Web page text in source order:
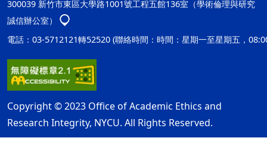
300039 新竹市東區大學路1001號工程五館136室（學術倫理與研究
誠信辦公室）
電話：03-5712121轉52520 (聯絡時間：時間：星期一至星期五，
Copyright © 2023 Office of Academic Ethics and
Research Integrity, NYCU. All Rights Reserved.